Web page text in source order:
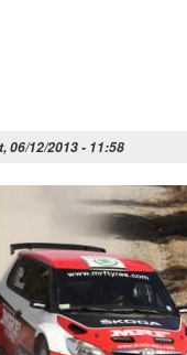
06/12/2013 - 11:58